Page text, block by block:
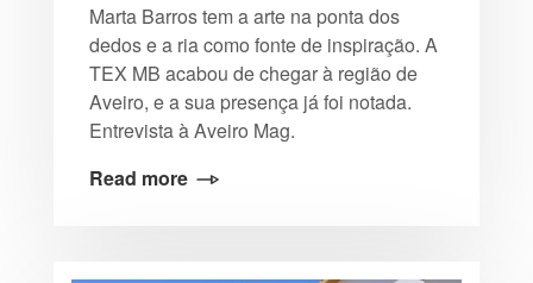
Marta Barros tem a arte na ponta dos
dedos e a ria como fonte de inspiração. A
TEX MB acabou de chegar à região de
Aveiro, e a sua presença já foi notada.
Entrevista à Aveiro Mag.
Read more